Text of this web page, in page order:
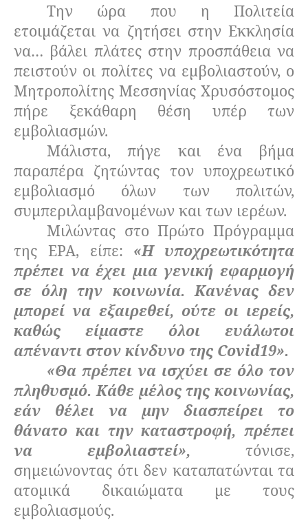
Την ώρα που η Πολιτεία
ετοιμάζεται να ζητήσει στην Εκκλησία
να… βάλει πλάτες στην προσπάθεια να
πειστούν οι πολίτες να εμβολιαστούν, ο
Μητροπολίτης Μεσσηνίας Χρυσόστομος
πήρε ξεκάθαρη θέση υπέρ των
εμβολιασμών.
Μάλιστα, πήγε και ένα βήμα
παραπέρα ζητώντας τον υποχρεωτικό
εμβολιασμό όλων των πολιτών,
συμπεριλαμβανομένων και των ιερέων.
Μιλώντας στο Πρώτο Πρόγραμμα
της ΕΡΑ, είπε: «Η υποχρεωτικότητα
πρέπει να έχει μια γενική εφαρμογή
σε όλη την κοινωνία. Κανένας δεν
μπορεί να εξαιρεθεί, ούτε οι ιερείς,
καθώς είμαστε όλοι ευάλωτοι
απέναντι στον κίνδυνο της Covid19».
«Θα πρέπει να ισχύει σε όλο τον
πληθυσμό. Κάθε μέλος της κοινωνίας,
εάν θέλει να μην διασπείρει το
θάνατο και την καταστροφή, πρέπει
να εμβολιαστεί», τόνισε,
σημειώνοντας ότι δεν καταπατώνται τα
ατομικά δικαιώματα με τους
εμβολιασμούς.